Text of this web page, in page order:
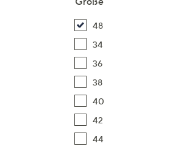
48
34
36
38
40
42
44